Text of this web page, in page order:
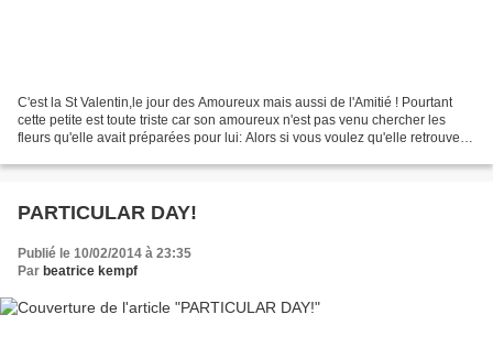
C'est la St Valentin,le jour des Amoureux mais aussi de l'Amitié ! Pourtant
cette petite est toute triste car son amoureux n'est pas venu chercher les
fleurs qu'elle avait préparées pour lui: Alors si vous voulez qu'elle retrouve
PARTICULAR DAY!
Publié le 10/02/2014 à 23:35
Par beatrice kempf